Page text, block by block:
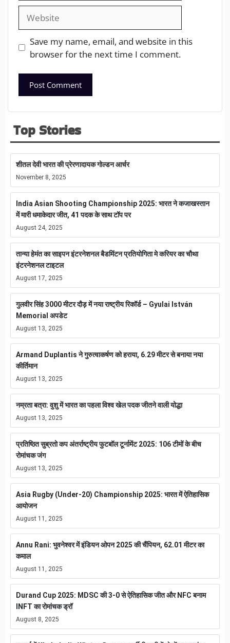
Save my name, email, and website in this
browser for the next time I comment.
Top Stories
शीतल देवी भारत की प्रेरणादायक गोल्डन आर्चर
November 8, 2025
India Asian Shooting Championship 2025: भारत ने कजाखस्तान
में मारी धमाकेदार जीत, 41 पदक के साथ टॉप पर
August 24, 2025
तान्या हेमंत का साइपन इंटरनेशनल बैडमिंटन प्रतियोगिता मे करियर का चौथा
इंटरनेशनल टाइटल
August 17, 2025
गुलवीर सिंह 3000 मीटर दौड़ में नया राष्ट्रीय रिकॉर्ड – Gyulai István
Memorial अपडेट
August 13, 2025
Armand Duplantis ने गुरुत्वाकर्षण को हराया, 6.29 मीटर से बनाया नया
कीर्तिमान
August 13, 2025
नम्रता बत्रा: वुशु में भारत का पहला विश्व खेल पदक जीतने वाली योद्धा
August 13, 2025
प्रतिष्ठित सुब्रतो कप अंतर्राष्ट्रीय फुटबॉल टूर्नामेंट 2025: 106 टीमों के बीच
रोमांचक जंग
August 13, 2025
Asia Rugby (Under-20) Championship 2025: भारत में ऐतिहासिक
आयोजन
August 11, 2025
Annu Rani: भुवनेश्वर में इंडियन ओपन 2025 की चैंपियन, 62.01 मीटर का
कमाल
August 11, 2025
Durand Cup 2025: MDSC की 3-0 से ऐतिहासिक जीत और NFC बनाम
INFT का रोमांचक ड्रॉ
August 8, 2025